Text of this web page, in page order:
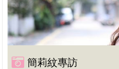
簡莉紋專訪